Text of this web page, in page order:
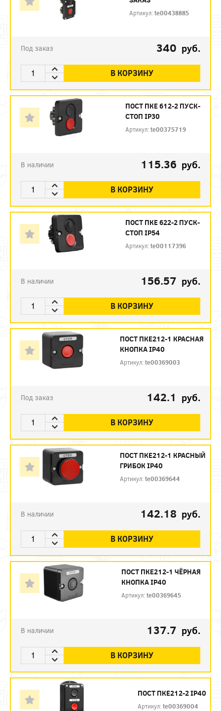
Артикул:te00438885
Под заказ 340 руб.
В КОРЗИНУ
ПОСТ ПКЕ 612-2 ПУСК-
СТОП IP30
Артикул:te00375719
В наличии 115.36 руб.
В КОРЗИНУ
ПОСТ ПКЕ 622-2 ПУСК-
СТОП IP54
Артикул:te00117396
В наличии 156.57 руб.
В КОРЗИНУ
ПОСТ ПКЕ212-1 КРАСНАЯ
КНОПКА IP40
Артикул:te00369003
Под заказ 142.1 руб.
В КОРЗИНУ
ПОСТ ПКЕ212-1 КРАСНЫЙ
ГРИБОК IP40
Артикул:te00369644
В наличии 142.18 руб.
В КОРЗИНУ
ПОСТ ПКЕ212-1 ЧЁРНАЯ
КНОПКА IP40
Артикул:te00369645
В наличии 137.7 руб.
В КОРЗИНУ
ПОСТ ПКЕ212-2 IP40
Артикул:te00369004